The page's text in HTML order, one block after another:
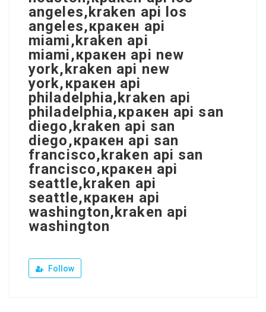
angeles,kraken api los
angeles,кракен api
miami,kraken api
miami,кракен api new
york,kraken api new
york,кракен api
philadelphia,kraken api
philadelphia,кракен api san
diego,kraken api san
diego,кракен api san
francisco,kraken api san
francisco,кракен api
seattle,kraken api
seattle,кракен api
washington,kraken api
washington
Follow